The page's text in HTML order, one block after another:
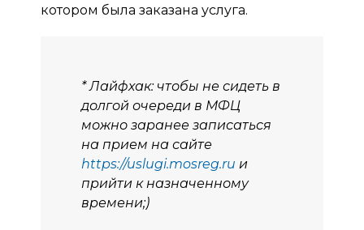
котором была заказана услуга.
* Лайфхак: чтобы не сидеть в
долгой очереди в МФЦ
можно заранее записаться
на прием на сайте
https://uslugi.mosreg.ru и
прийти к назначенному
времени;)